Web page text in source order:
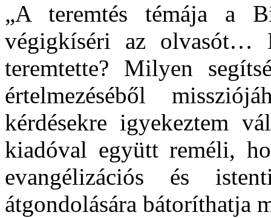
„A teremtés témája a
végigkíséri az
teremtette? Milyen
értelmezéséből
kérdésekre igyekeztem
kiadóval együtt reméli,
evangélizációs és
átgondolására bátoríthatja